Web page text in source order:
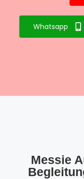
Whatsapp
Messie